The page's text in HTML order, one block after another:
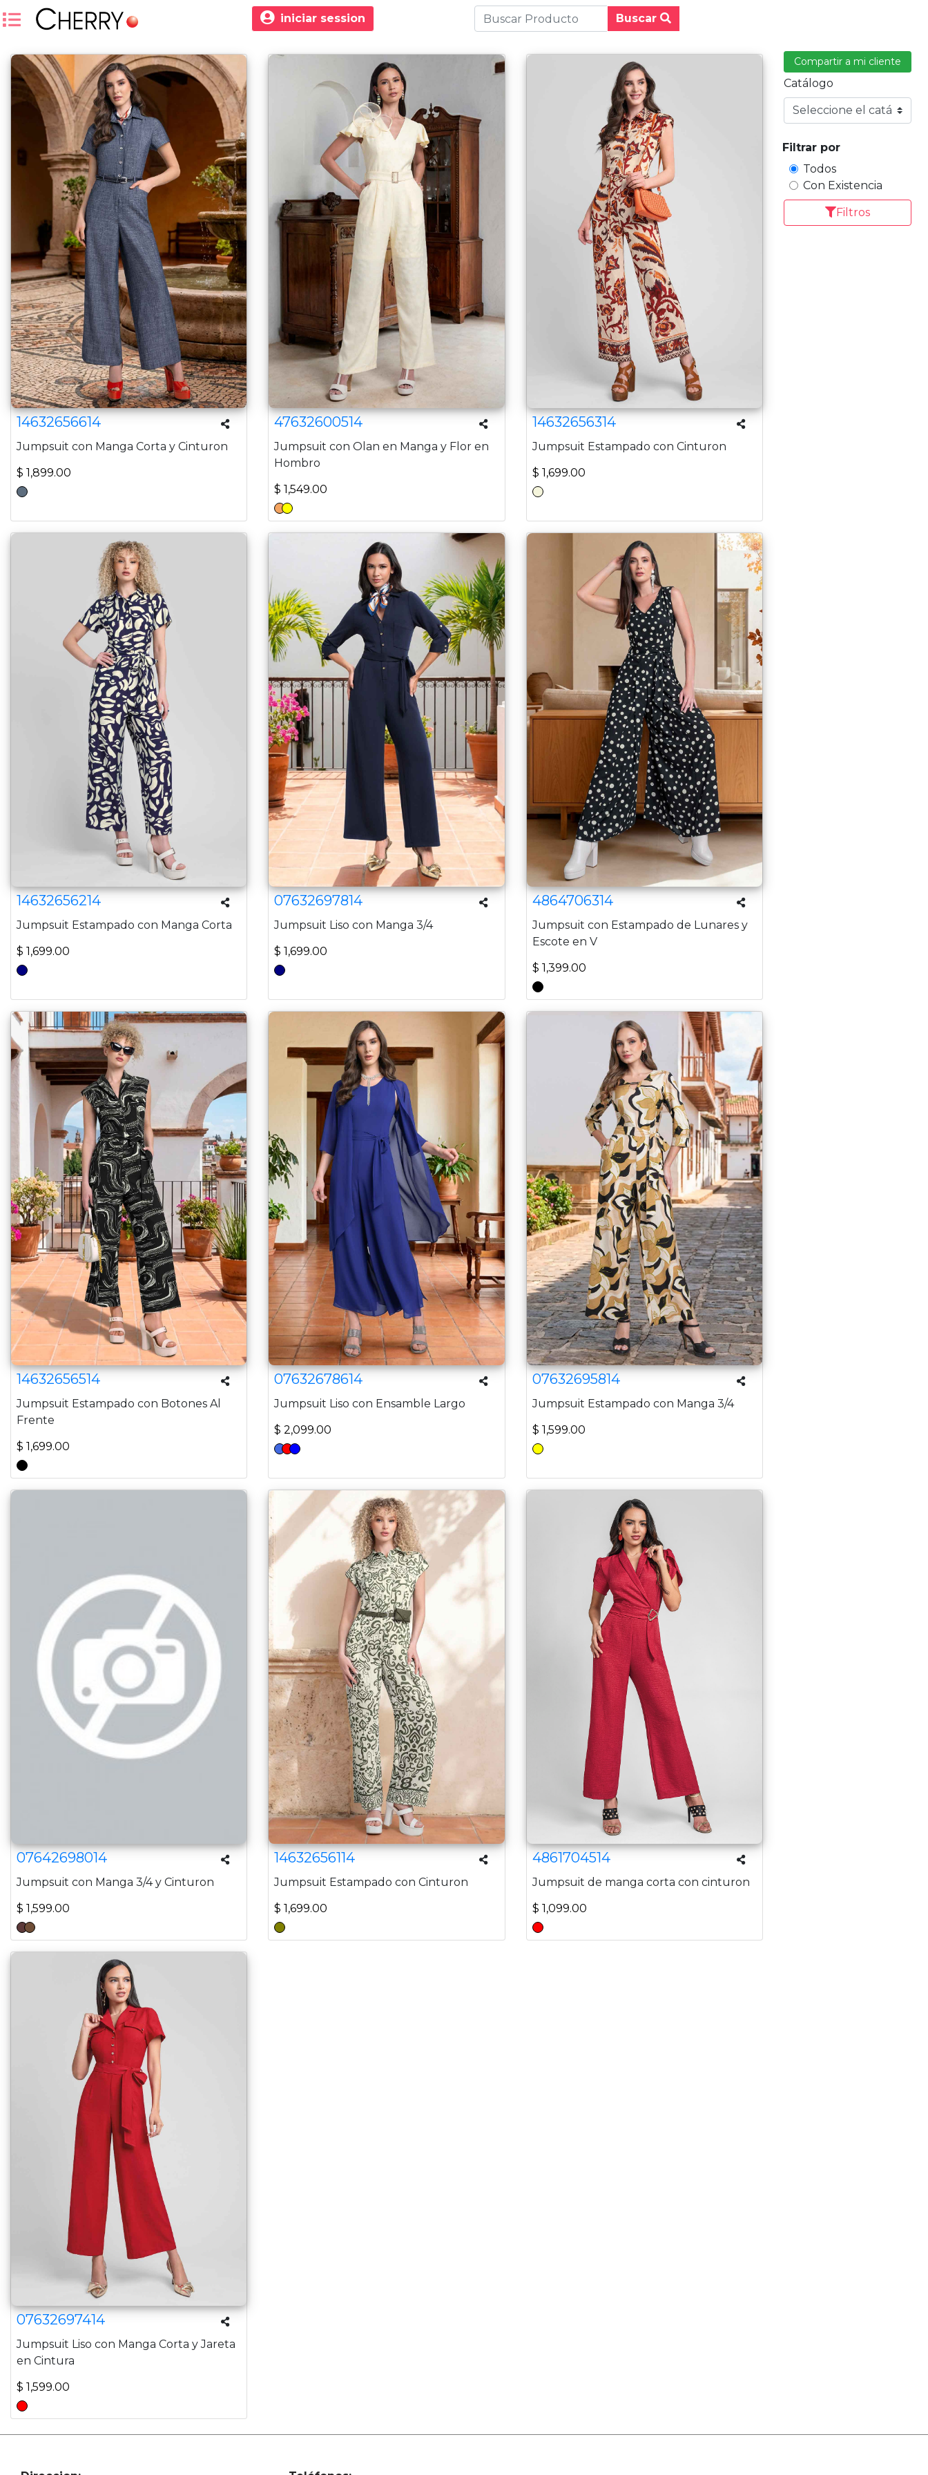
iniciar session Buscar
Compartir a mi cliente
Catálogo
Filtrar por
Todos
Con Existencia
Filtros
14632656614
Jumpsuit con Manga Corta y Cinturon
$ 1,899.00
47632600514
Jumpsuit con Olan en Manga y Flor en
Hombro
$ 1,549.00
14632656314
Jumpsuit Estampado con Cinturon
$ 1,699.00
14632656214
Jumpsuit Estampado con Manga Corta
$ 1,699.00
07632697814
Jumpsuit Liso con Manga 3/4
$ 1,699.00
4864706314
Jumpsuit con Estampado de Lunares y
Escote en V
$ 1,399.00
14632656514
Jumpsuit Estampado con Botones Al
Frente
$ 1,699.00
07632678614
Jumpsuit Liso con Ensamble Largo
$ 2,099.00
07632695814
Jumpsuit Estampado con Manga 3/4
$ 1,599.00
07642698014
Jumpsuit con Manga 3/4 y Cinturon
$ 1,599.00
14632656114
Jumpsuit Estampado con Cinturon
$ 1,699.00
4861704514
Jumpsuit de manga corta con cinturon
$ 1,099.00
07632697414
Jumpsuit Liso con Manga Corta y Jareta
en Cintura
$ 1,599.00